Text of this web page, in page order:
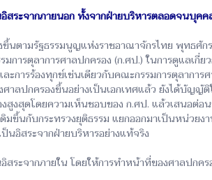
สระจากภายนอก ทั้งจากฝ่ายบริหารตลอดจนบุคค
ตามรัฐธรรมนูญแห่งราชอาณาจักรไทย พุทธศักร
การตุลาการศาลปกครอง (ก.ศป.) ในการดูแลเกี่
การร้องทุกข์เช่นเดียวกับคณะกรรมการตุลากา
ลปกครองขึ้นอย่างเป็นเอกเทศแล้ว ยังได้บัญญั
สูงสุดโดยความเห็นชอบของ ก.ศป. แล้วเสนอ
มขึ้นกับกระทรวงยุติธรรม แยกออกมาเป็นหน่วย
นอิสระจากฝ่ายบริหารอย่างแท้จริง
ะจากภายใน โดยให้การทำหน้าที่ของศาลปกค